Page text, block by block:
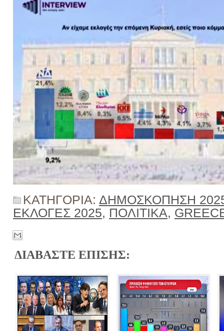
ΚΑΤΗΓΟΡΙΑ: ΔΗΜΟΣΚΟΠΗΣΗ
ΕΚΛΟΓΕΣ 2025, ΠΟΛΙΤΙΚΑ,
ΔΙΑΒΑΣΤΕ ΕΠΙΣΗΣ: